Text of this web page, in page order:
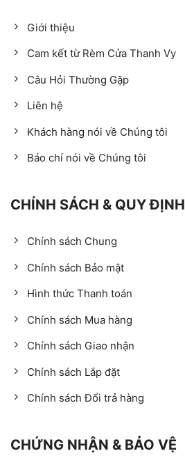
Giới thiệu
Cam kết từ Rèm Cửa Thanh Vy
Câu Hỏi Thường Gặp
Liên hệ
Khách hàng nói về Chúng tôi
Báo chí nói về Chúng tôi
CHÍNH SÁCH & QUY ĐỊNH
Chính sách Chung
Chính sách Bảo mật
Hình thức Thanh toán
Chính sách Mua hàng
Chính sách Giao nhận
Chính sách Lắp đặt
Chính sách Đổi trả hàng
CHỨNG NHẬN & BẢO VỆ